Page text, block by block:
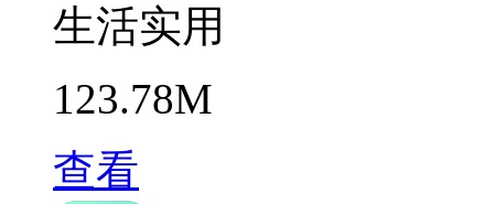
生活实用
123.78M
查看